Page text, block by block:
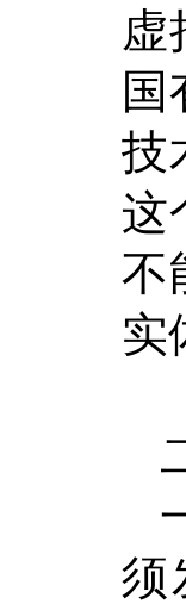
虚
国
技
这
不
实
须